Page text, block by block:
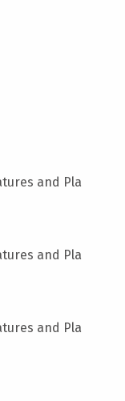
and Pla
and Pla
and Pla